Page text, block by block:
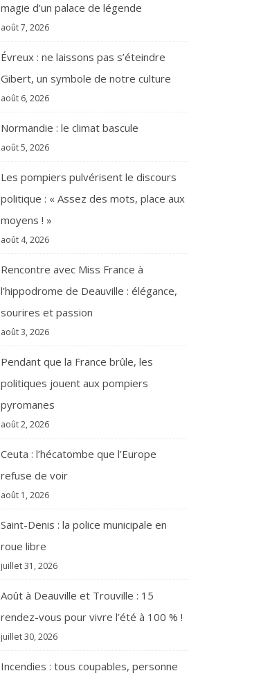
magie d’un palace de légende
août 7, 2026
Évreux : ne laissons pas s’éteindre
Gibert, un symbole de notre culture
août 6, 2026
Normandie : le climat bascule
août 5, 2026
Les pompiers pulvérisent le discours
politique : « Assez des mots, place aux
moyens ! »
août 4, 2026
Rencontre avec Miss France à
l’hippodrome de Deauville : élégance,
sourires et passion
août 3, 2026
Pendant que la France brûle, les
politiques jouent aux pompiers
pyromanes
août 2, 2026
Ceuta : l’hécatombe que l’Europe
refuse de voir
août 1, 2026
Saint-Denis : la police municipale en
roue libre
juillet 31, 2026
Août à Deauville et Trouville : 15
rendez-vous pour vivre l’été à 100 % !
juillet 30, 2026
Incendies : tous coupables, personne